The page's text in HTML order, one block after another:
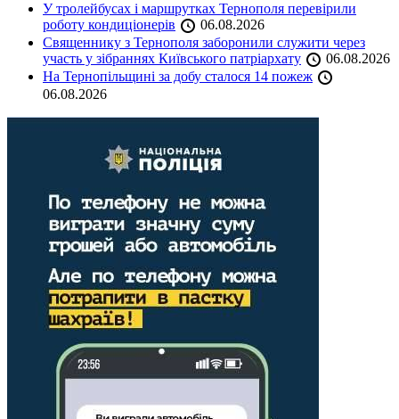
У тролейбусах і маршрутках Тернополя перевірили
роботу кондиціонерів
06.08.2026
Священнику з Тернополя заборонили служити через
участь у зібраннях Київського патріархату
06.08.2026
На Тернопільщині за добу сталося 14 пожеж
06.08.2026